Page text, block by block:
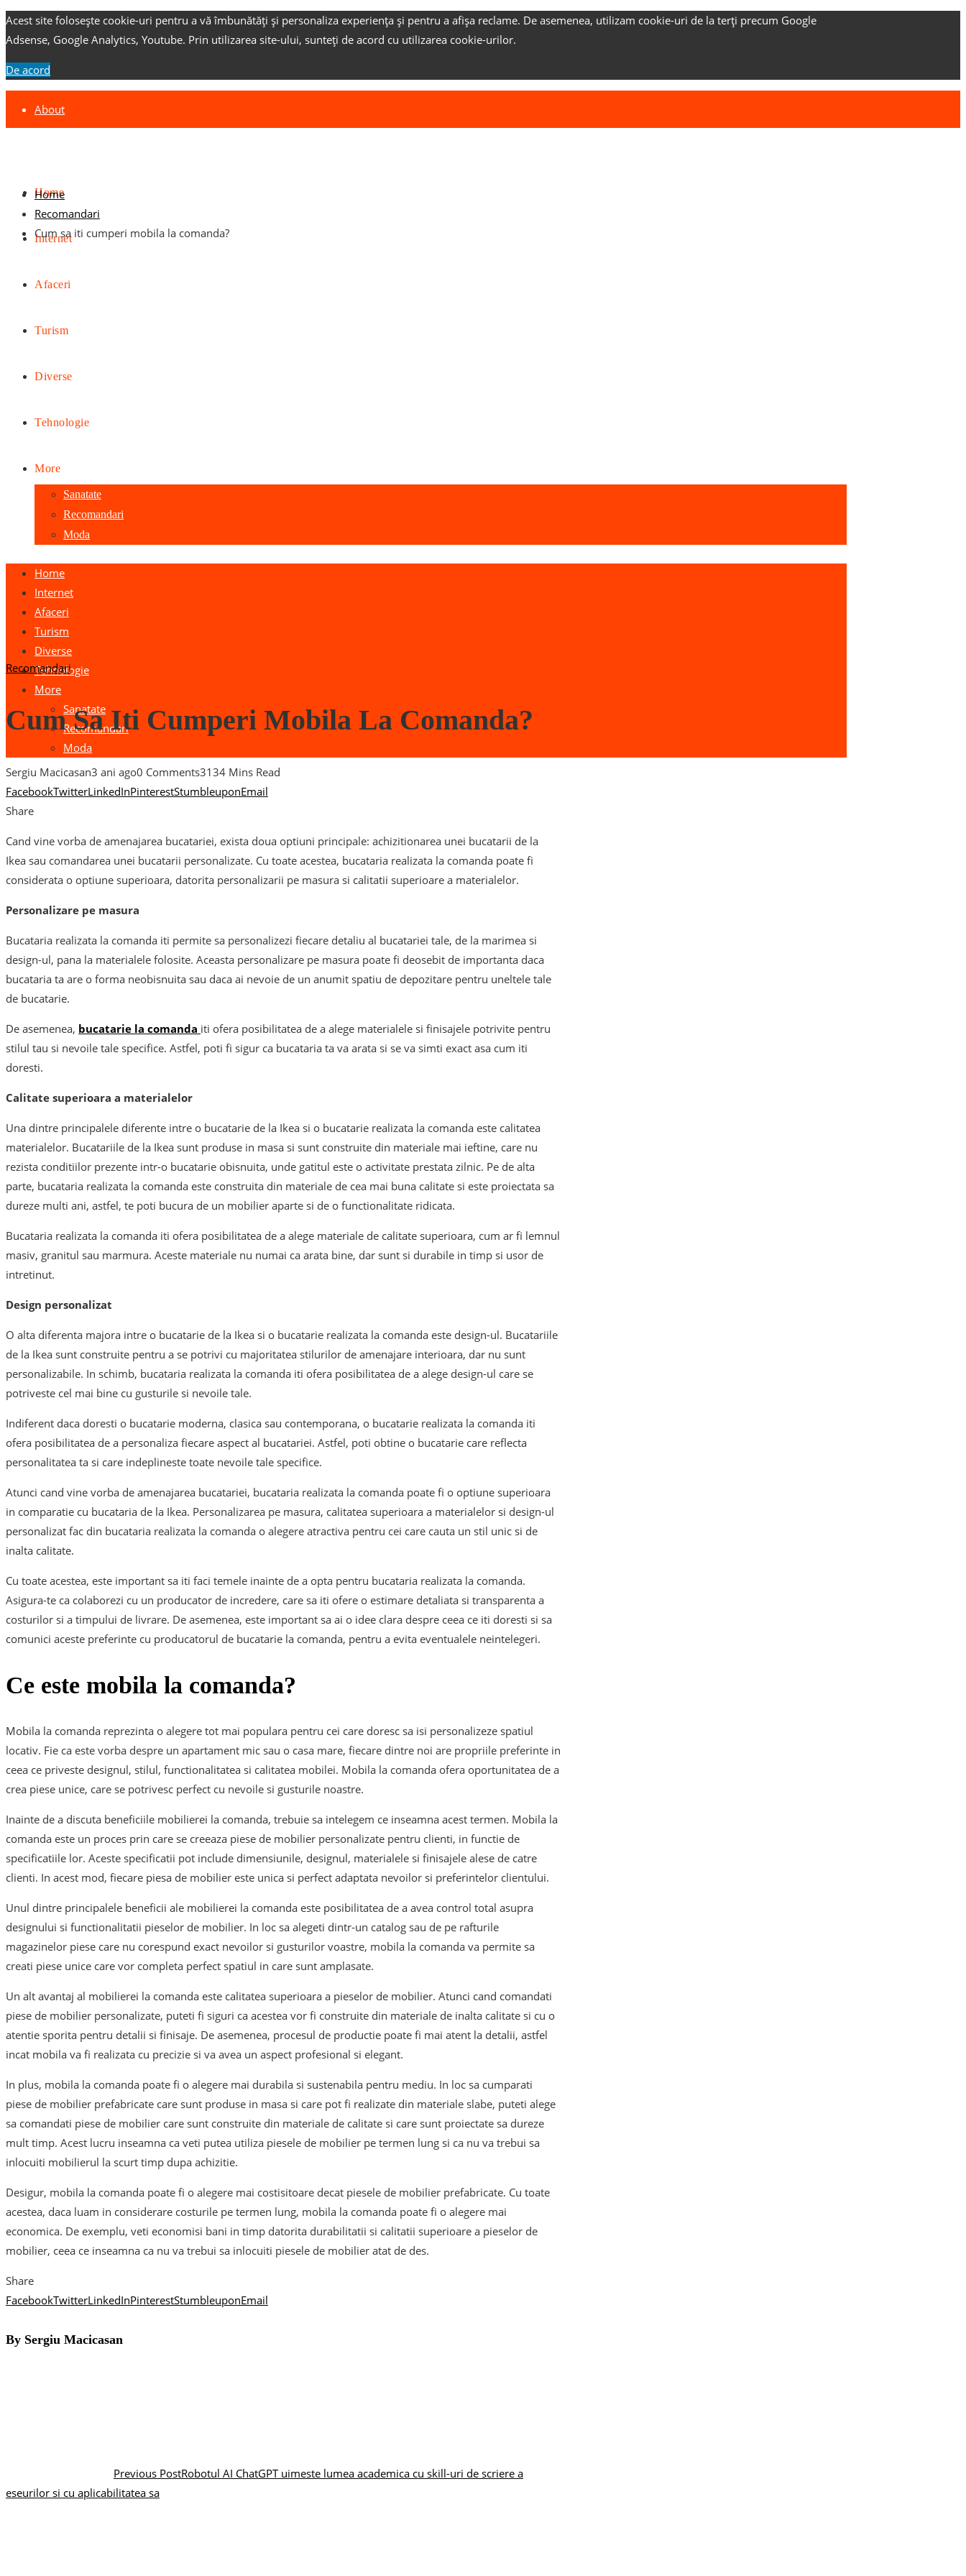
Acest site folosește cookie-uri pentru a vă îmbunătăți și personaliza experiența și pentru a afișa reclame. De asemenea, utilizam cookie-uri de la terți precum Google
Adsense, Google Analytics, Youtube. Prin utilizarea site-ului, sunteți de acord cu utilizarea cookie-urilor.
De acord
About
Home
Internet
Afaceri
Turism
Diverse
Tehnologie
More
Sanatate
Recomandari
Moda
Home
Internet
Afaceri
Turism
Diverse
Tehnologie
More
Sanatate
Recomandari
Moda
Home
Recomandari
Cum sa iti cumperi mobila la comanda?
Recomandari
Cum Sa Iti Cumperi Mobila La Comanda?
Sergiu Macicasan3 ani ago0 Comments3134 Mins Read
FacebookTwitterLinkedInPinterestStumbleuponEmail
Share
Cand vine vorba de amenajarea bucatariei, exista doua optiuni principale: achizitionarea unei bucatarii de la
Ikea sau comandarea unei bucatarii personalizate. Cu toate acestea, bucataria realizata la comanda poate fi
considerata o optiune superioara, datorita personalizarii pe masura si calitatii superioare a materialelor.
Personalizare pe masura
Bucataria realizata la comanda iti permite sa personalizezi fiecare detaliu al bucatariei tale, de la marimea si
design-ul, pana la materialele folosite. Aceasta personalizare pe masura poate fi deosebit de importanta daca
bucataria ta are o forma neobisnuita sau daca ai nevoie de un anumit spatiu de depozitare pentru uneltele tale
de bucatarie.
De asemenea, bucatarie la comanda iti ofera posibilitatea de a alege materialele si finisajele potrivite pentru
stilul tau si nevoile tale specifice. Astfel, poti fi sigur ca bucataria ta va arata si se va simti exact asa cum iti
doresti.
Calitate superioara a materialelor
Una dintre principalele diferente intre o bucatarie de la Ikea si o bucatarie realizata la comanda este calitatea
materialelor. Bucatariile de la Ikea sunt produse in masa si sunt construite din materiale mai ieftine, care nu
rezista conditiilor prezente intr-o bucatarie obisnuita, unde gatitul este o activitate prestata zilnic. Pe de alta
parte, bucataria realizata la comanda este construita din materiale de cea mai buna calitate si este proiectata sa
dureze multi ani, astfel, te poti bucura de un mobilier aparte si de o functionalitate ridicata.
Bucataria realizata la comanda iti ofera posibilitatea de a alege materiale de calitate superioara, cum ar fi lemnul
masiv, granitul sau marmura. Aceste materiale nu numai ca arata bine, dar sunt si durabile in timp si usor de
intretinut.
Design personalizat
O alta diferenta majora intre o bucatarie de la Ikea si o bucatarie realizata la comanda este design-ul. Bucatariile
de la Ikea sunt construite pentru a se potrivi cu majoritatea stilurilor de amenajare interioara, dar nu sunt
personalizabile. In schimb, bucataria realizata la comanda iti ofera posibilitatea de a alege design-ul care se
potriveste cel mai bine cu gusturile si nevoile tale.
Indiferent daca doresti o bucatarie moderna, clasica sau contemporana, o bucatarie realizata la comanda iti
ofera posibilitatea de a personaliza fiecare aspect al bucatariei. Astfel, poti obtine o bucatarie care reflecta
personalitatea ta si care indeplineste toate nevoile tale specifice.
Atunci cand vine vorba de amenajarea bucatariei, bucataria realizata la comanda poate fi o optiune superioara
in comparatie cu bucataria de la Ikea. Personalizarea pe masura, calitatea superioara a materialelor si design-ul
personalizat fac din bucataria realizata la comanda o alegere atractiva pentru cei care cauta un stil unic si de
inalta calitate.
Cu toate acestea, este important sa iti faci temele inainte de a opta pentru bucataria realizata la comanda.
Asigura-te ca colaborezi cu un producator de incredere, care sa iti ofere o estimare detaliata si transparenta a
costurilor si a timpului de livrare. De asemenea, este important sa ai o idee clara despre ceea ce iti doresti si sa
comunici aceste preferinte cu producatorul de bucatarie la comanda, pentru a evita eventualele neintelegeri.
Ce este mobila la comanda?
Mobila la comanda reprezinta o alegere tot mai populara pentru cei care doresc sa isi personalizeze spatiul
locativ. Fie ca este vorba despre un apartament mic sau o casa mare, fiecare dintre noi are propriile preferinte in
ceea ce priveste designul, stilul, functionalitatea si calitatea mobilei. Mobila la comanda ofera oportunitatea de a
crea piese unice, care se potrivesc perfect cu nevoile si gusturile noastre.
Inainte de a discuta beneficiile mobilierei la comanda, trebuie sa intelegem ce inseamna acest termen. Mobila la
comanda este un proces prin care se creeaza piese de mobilier personalizate pentru clienti, in functie de
specificatiile lor. Aceste specificatii pot include dimensiunile, designul, materialele si finisajele alese de catre
clienti. In acest mod, fiecare piesa de mobilier este unica si perfect adaptata nevoilor si preferintelor clientului.
Unul dintre principalele beneficii ale mobilierei la comanda este posibilitatea de a avea control total asupra
designului si functionalitatii pieselor de mobilier. In loc sa alegeti dintr-un catalog sau de pe rafturile
magazinelor piese care nu corespund exact nevoilor si gusturilor voastre, mobila la comanda va permite sa
creati piese unice care vor completa perfect spatiul in care sunt amplasate.
Un alt avantaj al mobilierei la comanda este calitatea superioara a pieselor de mobilier. Atunci cand comandati
piese de mobilier personalizate, puteti fi siguri ca acestea vor fi construite din materiale de inalta calitate si cu o
atentie sporita pentru detalii si finisaje. De asemenea, procesul de productie poate fi mai atent la detalii, astfel
incat mobila va fi realizata cu precizie si va avea un aspect profesional si elegant.
In plus, mobila la comanda poate fi o alegere mai durabila si sustenabila pentru mediu. In loc sa cumparati
piese de mobilier prefabricate care sunt produse in masa si care pot fi realizate din materiale slabe, puteti alege
sa comandati piese de mobilier care sunt construite din materiale de calitate si care sunt proiectate sa dureze
mult timp. Acest lucru inseamna ca veti putea utiliza piesele de mobilier pe termen lung si ca nu va trebui sa
inlocuiti mobilierul la scurt timp dupa achizitie.
Desigur, mobila la comanda poate fi o alegere mai costisitoare decat piesele de mobilier prefabricate. Cu toate
acestea, daca luam in considerare costurile pe termen lung, mobila la comanda poate fi o alegere mai
economica. De exemplu, veti economisi bani in timp datorita durabilitatii si calitatii superioare a pieselor de
mobilier, ceea ce inseamna ca nu va trebui sa inlocuiti piesele de mobilier atat de des.
Share
FacebookTwitterLinkedInPinterestStumbleuponEmail
By Sergiu Macicasan
Previous PostRobotul AI ChatGPT uimeste lumea academica cu skill-uri de scriere a
eseurilor si cu aplicabilitatea sa